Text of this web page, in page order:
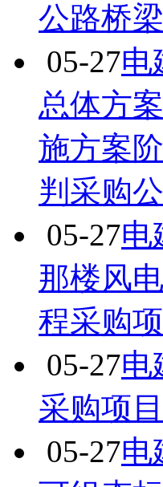
公路桥
05-27电
总体方
施方案
判采购
05-27电
那楼风
程采购
05-27电
采购项
05-27电